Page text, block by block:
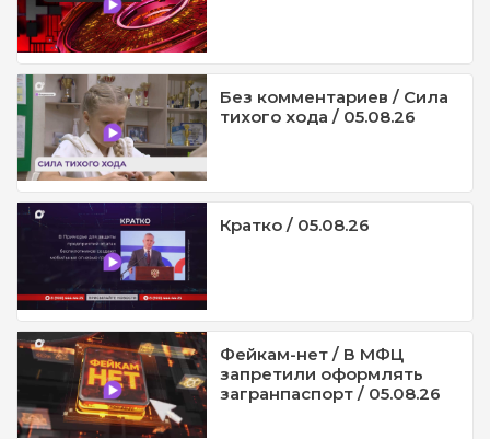
Без комментариев / Сила
тихого хода / 05.08.26
Кратко / 05.08.26
Фейкам-нет / В МФЦ
запретили оформлять
загранпаспорт / 05.08.26